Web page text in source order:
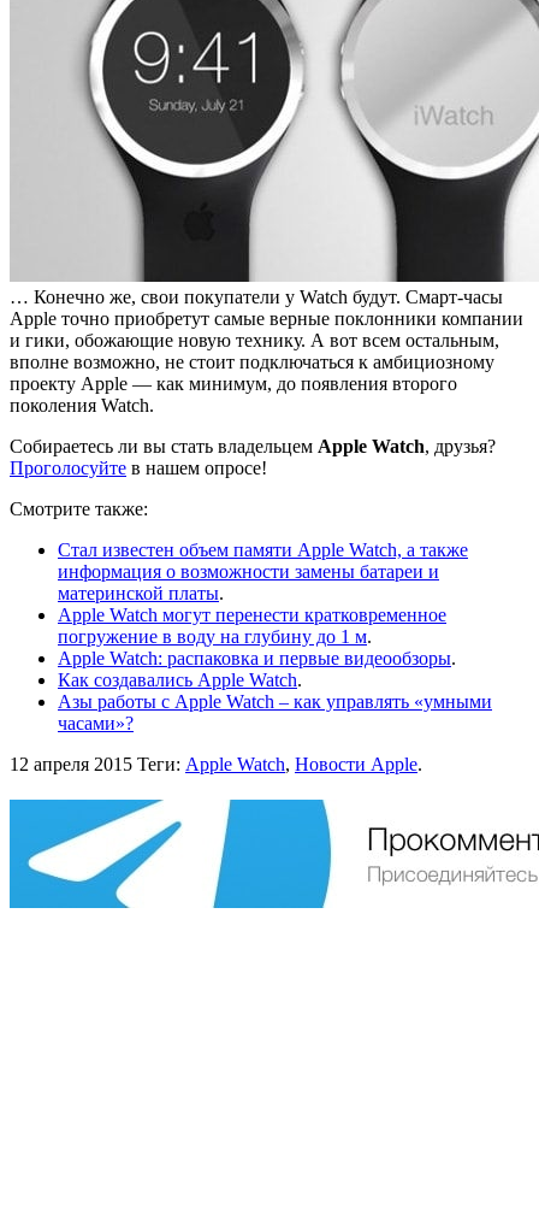
… Конечно же, свои покупатели у Watch будут. Смарт-часы
Apple точно приобретут самые верные поклонники компании
и гики, обожающие новую технику. А вот всем остальным,
вполне возможно, не стоит подключаться к амбициозному
проекту Apple — как минимум, до появления второго
поколения Watch.
Собираетесь ли вы стать владельцем Apple Watch, друзья?
Проголосуйте в нашем опросе!
Смотрите также:
Стал известен объем памяти Apple Watch, а также
информация о возможности замены батареи и
материнской платы.
Apple Watch могут перенести кратковременное
погружение в воду на глубину до 1 м.
Apple Watch: распаковка и первые видеообзоры.
Как создавались Apple Watch.
Азы работы с Apple Watch – как управлять «умными
часами»?
12 апреля 2015 Теги: Apple Watch, Новости Apple.